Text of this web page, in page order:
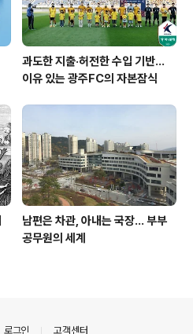
과도한 지출·허전한 수입 기반…
이유 있는 광주FC의 자본잠식
남편은 차관, 아내는 국장... 부부
공무원의 세계
로그인 고객센터